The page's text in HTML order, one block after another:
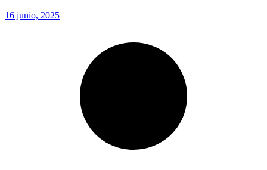
16 junio, 2025